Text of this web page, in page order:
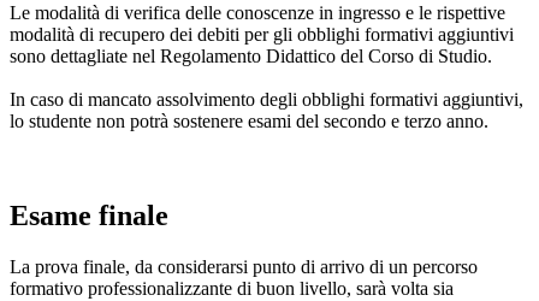
Le modalità di verifica delle conoscenze in ingresso e le rispettive
modalità di recupero dei debiti per gli obblighi formativi aggiuntivi
sono dettagliate nel Regolamento Didattico del Corso di Studio.
In caso di mancato assolvimento degli obblighi formativi aggiuntivi,
lo studente non potrà sostenere esami del secondo e terzo anno.
Esame finale
La prova finale, da considerarsi punto di arrivo di un percorso
formativo professionalizzante di buon livello, sarà volta sia